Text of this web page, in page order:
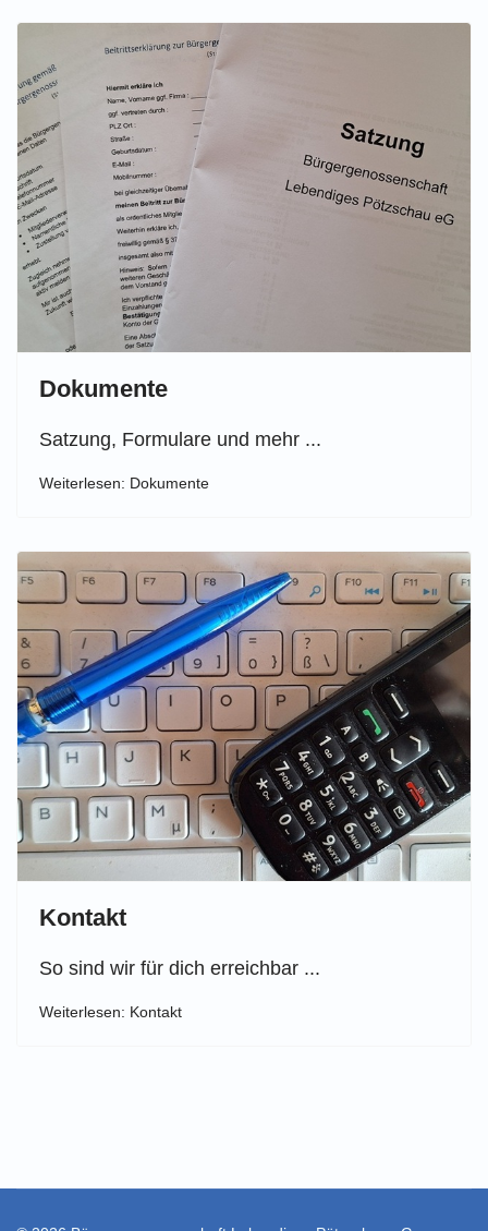
Dokumente
Satzung, Formulare und mehr ...
Weiterlesen: Dokumente
Kontakt
So sind wir für dich erreichbar ...
Weiterlesen: Kontakt